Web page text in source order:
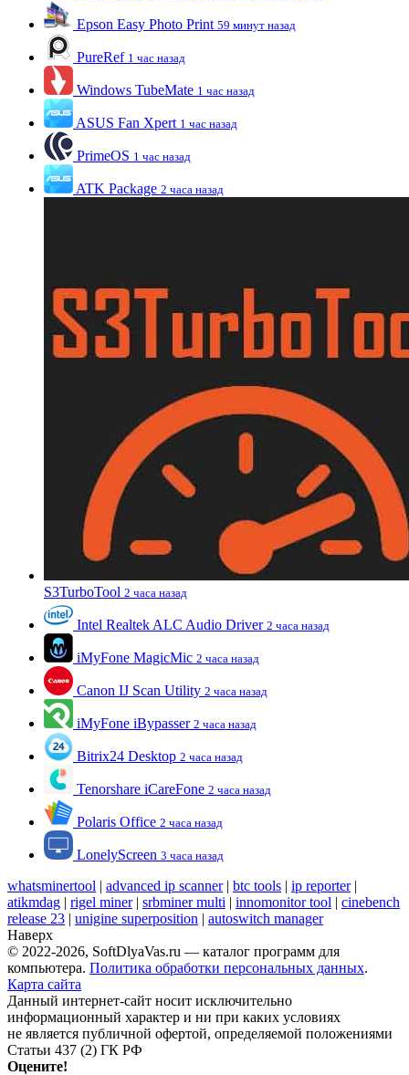
Epson Easy Photo Print 59 минут назад
PureRef 1 час назад
Windows TubeMate 1 час назад
ASUS Fan Xpert 1 час назад
PrimeOS 1 час назад
ATK Package 2 часа назад
S3TurboTool 2 часа назад
Intel Realtek ALC Audio Driver 2 часа назад
iMyFone MagicMic 2 часа назад
Canon IJ Scan Utility 2 часа назад
iMyFone iBypasser 2 часа назад
Bitrix24 Desktop 2 часа назад
Tenorshare iCareFone 2 часа назад
Polaris Office 2 часа назад
LonelyScreen 3 часа назад
whatsminertool | advanced ip scanner| btc tools | ip reporter|
atikmdag | rigel miner| srbminer multi | innomonitor tool | cinebench
release 23 | unigine superposition | autoswitch manager
Наверх
© 2022-2026, SoftDlyaVas.ru — каталог программ для
компьютера. Политика обработки персональных данных.
Карта сайта
Данный интернет-сайт носит исключительно
информационный характер и ни при каких условиях
не является публичной офертой, определяемой положениями
Статьи 437 (2) ГК РФ
Оцените!